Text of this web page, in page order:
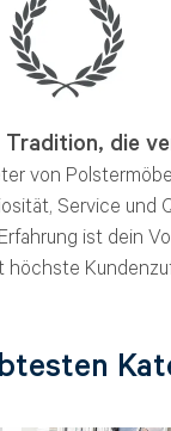
Tradition, die
von
Service und
ist dein
höchste